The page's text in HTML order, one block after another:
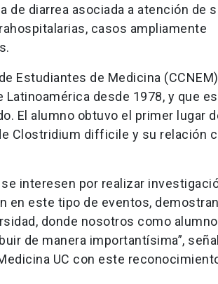
diarrea asociada a atención de
casos ampliamente
Estudiantes de Medicina
desde 1978, y que
El alumno obtuvo el primer lugar
Clostridium difficile y su relación
interesen por realizar
en este tipo de eventos,
donde nosotros como
de manera importantísima”,
UC con este